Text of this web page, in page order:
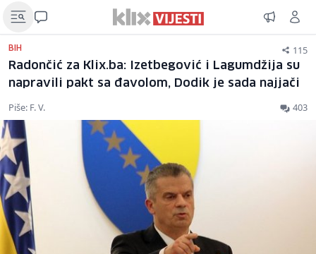
BIH 115
Radončić za Klix.ba: Izetbegović i Lagumdžija su
napravili pakt sa đavolom, Dodik je sada najjači
Piše: F. V. 403